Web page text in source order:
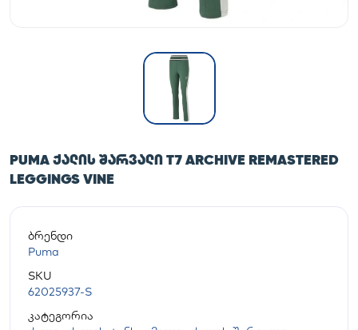
PUMA ᲥᲐᲚᲘᲡ ᲨᲐᲠᲕᲐᲚᲘ T7 ARCHIVE REMASTERED
LEGGINGS VINE
ბრენდი
Puma
SKU
62025937-S
კატეგორია